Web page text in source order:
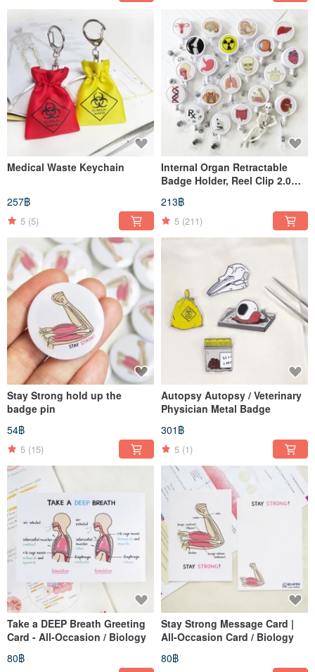
Medical Waste Keychain
257฿
5 (5)
Internal Organ Retractable
Badge Holder, Reel Clip 2.0
Version / Essential for
Doctors, Nurses, and
Healthcare Professionals
213฿
5 (211)
Stay Strong hold up the
badge pin
54฿
5 (15)
Autopsy Autopsy / Veterinary
Physician Metal Badge
301฿
5 (1)
Take a DEEP Breath Greeting
Card - All-Occasion / Biology
80฿
Stay Strong Message Card |
All-Occasion Card / Biology
80฿